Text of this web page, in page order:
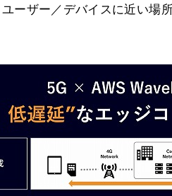
ーザー／デバイスに近い場